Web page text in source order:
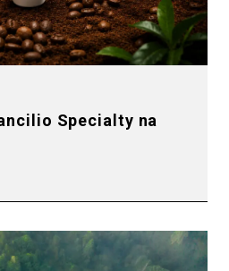
Specialty na